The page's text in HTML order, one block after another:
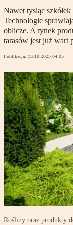
Nawet tysiąc
Technologie
oblicze. A rynek
tarasów jest już wart
Publikacja: 13.10.2025 04:05
Rośliny oraz produkty